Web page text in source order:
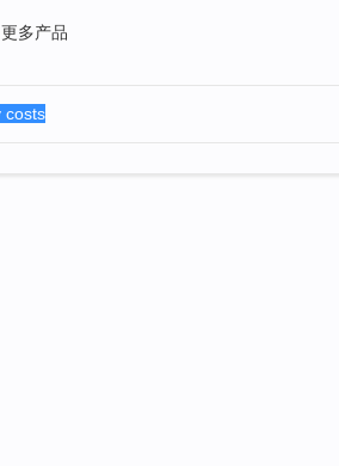
更多产品